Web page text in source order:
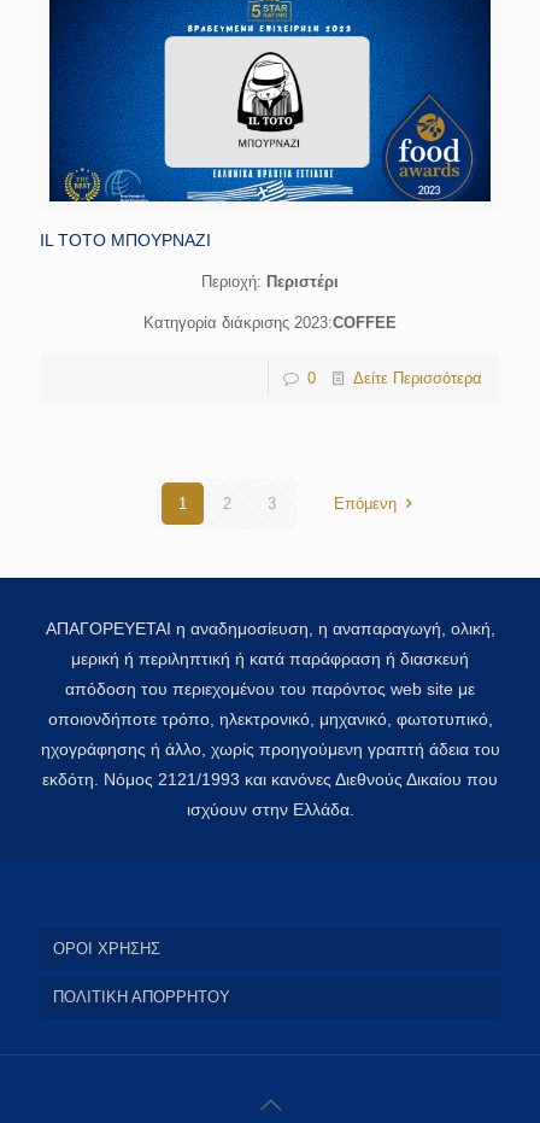
IL TOTO ΜΠΟΥΡΝΑΖΙ
Περιοχή: Περιστέρι
Κατηγορία διάκρισης 2023:COFFEE
0 Δείτε Περισσότερα
1 2 3 Επόμενη
ΑΠΑΓΟΡΕΥΕΤΑΙ η αναδημοσίευση, η αναπαραγωγή, ολική,
μερική ή περιληπτική ή κατά παράφραση ή διασκευή
απόδοση του περιεχομένου του παρόντος web site με
οποιονδήποτε τρόπο, ηλεκτρονικό, μηχανικό, φωτοτυπικό,
ηχογράφησης ή άλλο, χωρίς προηγούμενη γραπτή άδεια του
εκδότη. Νόμος 2121/1993 και κανόνες Διεθνούς Δικαίου που
ισχύουν στην Ελλάδα.
ΟΡΟΙ ΧΡΗΣΗΣ
ΠΟΛΙΤΙΚΗ ΑΠΟΡΡΗΤΟΥ